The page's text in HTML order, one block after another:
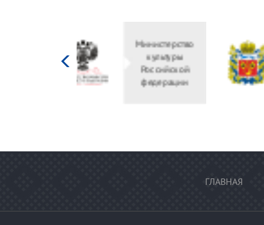
Министерство
культуры
Российской
федерации
ГЛАВНАЯ